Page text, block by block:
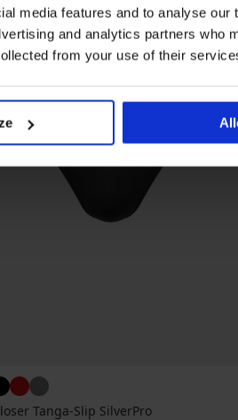
media features and to analyse our
and analytics partners who
from your use of their
Tanga-Slip SilverPro